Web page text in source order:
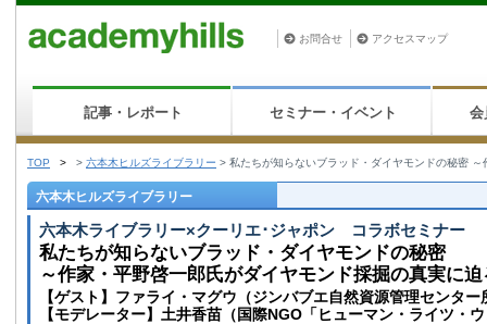
お問合せ アクセスマップ
記事・レポート セミナー・イベント 会
TOP > > 六本木ヒルズライブラリー > 私たちが知らないブラッド・ダイヤモンドの秘密
六本木ヒルズライブラリー
六本木ライブラリー×クーリエ･ジャポン コラボセミナー
私たちが知らないブラッド・ダイヤモンドの秘密
～作家・平野啓一郎氏がダイヤモンド採掘の真実に迫
【ゲスト】ファライ・マグウ（ジンバブエ自然資源管理センタ
【モデレーター】土井香苗（国際NGO「ヒューマン・ライツ・